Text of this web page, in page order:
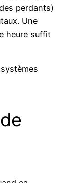
perdants)
Une
heure suffit